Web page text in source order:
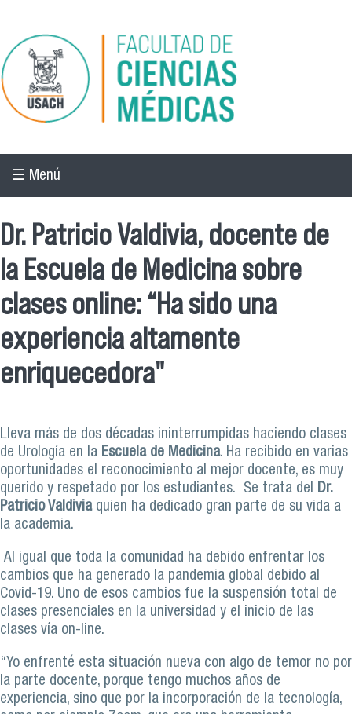
Pasar al contenido principal
☰ Menú
Dr. Patricio Valdivia, docente de
la Escuela de Medicina sobre
clases online: “Ha sido una
experiencia altamente
enriquecedora"
Lleva más de dos décadas ininterrumpidas haciendo clases
de Urología en la Escuela de Medicina. Ha recibido en varias
oportunidades el reconocimiento al mejor docente, es muy
querido y respetado por los estudiantes. Se trata del
Dr.
Patricio Valdiviaquien ha dedicado gran parte de su vida a
la academia.
Al igual que toda la comunidad ha debido enfrentar los
cambios que ha generado la pandemia global debido al
Covid-19. Uno de esos cambios fue la suspensión total de
clases presenciales en la universidad y el inicio de las
clases vía on-line.
“Yo enfrenté esta situación nueva con algo de temor no por
la parte docente, porque tengo muchos años de
experiencia, sino que por la incorporación de la tecnología,